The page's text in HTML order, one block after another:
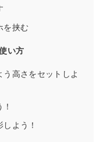
を挟む
い方
う高さをセットしよ
よう！